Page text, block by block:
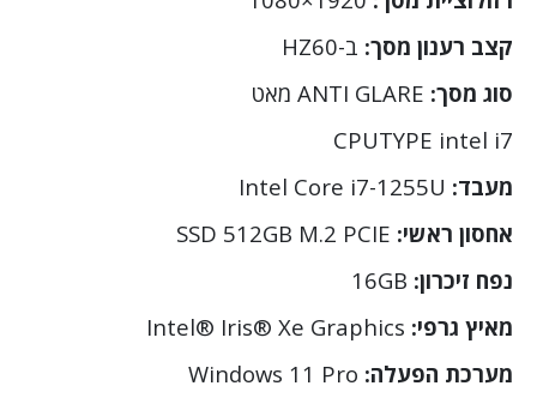
קצב רענון מסך: ב-HZ60
סוג מסך:
CPUTYPE intel i7
מעבד:
אחסון ראשי:
נפח זיכרון:
מאיץ גרפי:
מערכת הפעלה: